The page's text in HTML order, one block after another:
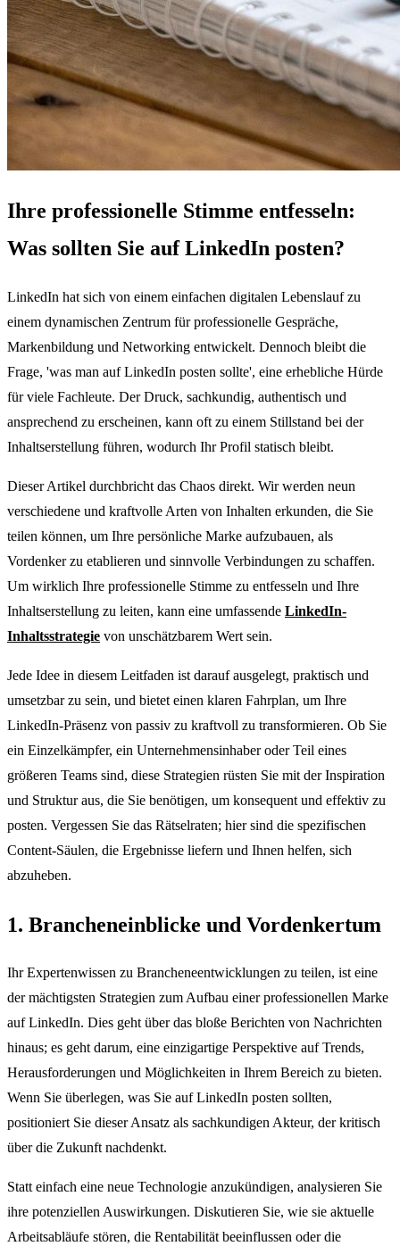
Ihre professionelle Stimme entfesseln:
Was sollten Sie auf LinkedIn posten?
LinkedIn hat sich von einem einfachen digitalen Lebenslauf zu
einem dynamischen Zentrum für professionelle Gespräche,
Markenbildung und Networking entwickelt. Dennoch bleibt die
Frage, 'was man auf LinkedIn posten sollte', eine erhebliche Hürde
für viele Fachleute. Der Druck, sachkundig, authentisch und
ansprechend zu erscheinen, kann oft zu einem Stillstand bei der
Inhaltserstellung führen, wodurch Ihr Profil statisch bleibt.
Dieser Artikel durchbricht das Chaos direkt. Wir werden neun
verschiedene und kraftvolle Arten von Inhalten erkunden, die Sie
teilen können, um Ihre persönliche Marke aufzubauen, als
Vordenker zu etablieren und sinnvolle Verbindungen zu schaffen.
Um wirklich Ihre professionelle Stimme zu entfesseln und Ihre
Inhaltserstellung zu leiten, kann eine umfassende LinkedIn-
Inhaltsstrategie von unschätzbarem Wert sein.
Jede Idee in diesem Leitfaden ist darauf ausgelegt, praktisch und
umsetzbar zu sein, und bietet einen klaren Fahrplan, um Ihre
LinkedIn-Präsenz von passiv zu kraftvoll zu transformieren. Ob Sie
ein Einzelkämpfer, ein Unternehmensinhaber oder Teil eines
größeren Teams sind, diese Strategien rüsten Sie mit der Inspiration
und Struktur aus, die Sie benötigen, um konsequent und effektiv zu
posten. Vergessen Sie das Rätselraten; hier sind die spezifischen
Content-Säulen, die Ergebnisse liefern und Ihnen helfen, sich
abzuheben.
1. Brancheneinblicke und Vordenkertum
Ihr Expertenwissen zu Brancheneentwicklungen zu teilen, ist eine
der mächtigsten Strategien zum Aufbau einer professionellen Marke
auf LinkedIn. Dies geht über das bloße Berichten von Nachrichten
hinaus; es geht darum, eine einzigartige Perspektive auf Trends,
Herausforderungen und Möglichkeiten in Ihrem Bereich zu bieten.
Wenn Sie überlegen, was Sie auf LinkedIn posten sollten,
positioniert Sie dieser Ansatz als sachkundigen Akteur, der kritisch
über die Zukunft nachdenkt.
Statt einfach eine neue Technologie anzukündigen, analysieren Sie
ihre potenziellen Auswirkungen. Diskutieren Sie, wie sie aktuelle
Arbeitsabläufe stören, die Rentabilität beeinflussen oder die